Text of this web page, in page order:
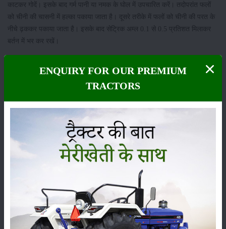
काटकर गोदें। इसके बाद गर्म पानी या नमक के घोल में उपचारित करें। तदोपरांत फलों
को चीनी की चासनी में हल्का पकाया जाता है। दूसरे तरीके में फलों को चीनी की परत के
नीचे ढ़ककर पकाया जाता है। इसके बाद सेट्रिक अम्ल 0.1 से 0.5 प्रतिशत मिलाकर
बर्तन में भर कर रखें।
ENQUIRY FOR OUR PREMIUM
TRACTORS